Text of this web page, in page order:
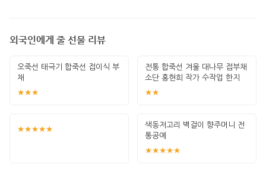
외국인에게 줄 선물 리뷰
오죽선 태극기 합죽선 접이식 부
채
★★★
전통 합죽선 겨울 대나무 접부채
소단 홍현희 작가 수작업 한지
그림 고급
★★
★★★★★
색동저고리 벽걸이 향주머니 전
통공예
★★★★★